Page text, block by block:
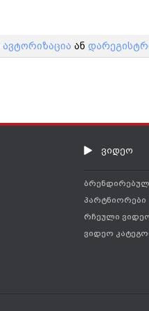
ავტორიზაცია ან
ვიდეო
პარტნიორები
რჩეული
ვიდეო